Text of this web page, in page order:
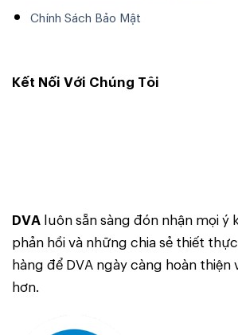
Chính Sách Bảo Mật
Kết Nối Với Chúng Tôi
DVA luôn sẵn sàng đón nhận mọi ý
phản hồi và những chia sẻ thiết
hàng để DVA ngày càng hoàn thiện
hơn.